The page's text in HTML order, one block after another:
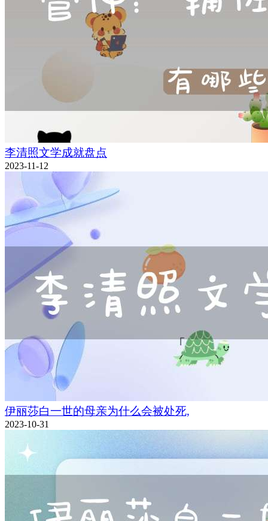
李清照文学成就盘点
2023-11-12
伊丽莎白一世的母亲为什么会被处死,
2023-10-31